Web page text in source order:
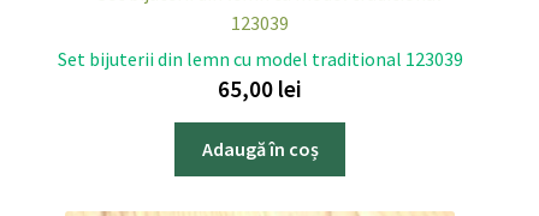
Set bijuterii din lemn cu model traditional 123039
65,00 lei
Adaugă în coș